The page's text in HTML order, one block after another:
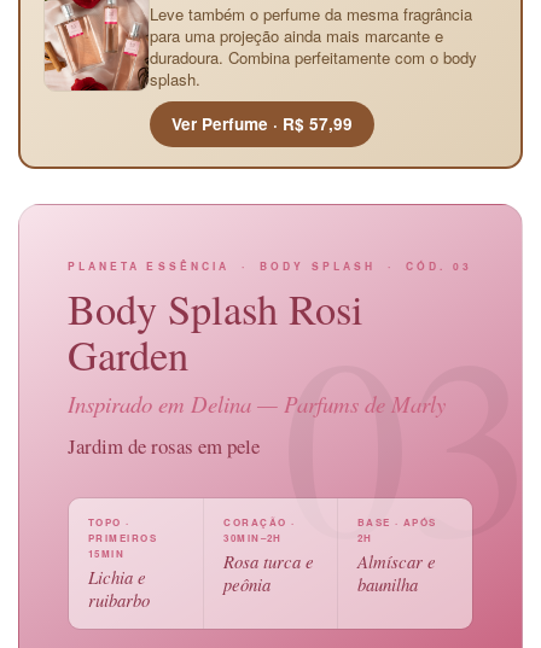
Leve também o perfume da mesma fragrância
para uma projeção ainda mais marcante e
duradoura. Combina perfeitamente com o body
splash.
Ver Perfume · R$ 57,99
03
PLANETA ESSÊNCIA · BODY SPLASH · CÓD. 03
Body Splash Rosi
Garden
Inspirado em Delina — Parfums de Marly
Jardim de rosas em pele
TOPO ·
PRIMEIROS
15MIN
Lichia e
ruibarbo
CORAÇÃO ·
30MIN–2H
Rosa turca e
peônia
BASE · APÓS
2H
Almíscar e
baunilha